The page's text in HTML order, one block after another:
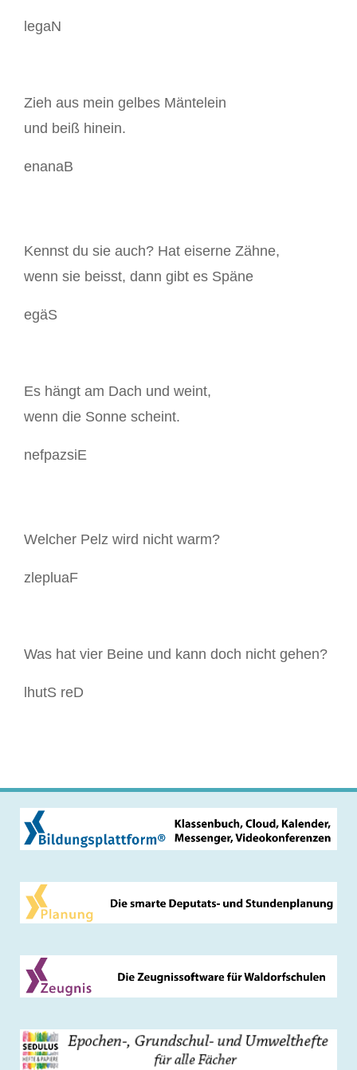
legaN
Zieh aus mein gelbes Mäntelein
und beiß hinein.
enanaB
Kennst du sie auch? Hat eiserne Zähne,
wenn sie beisst, dann gibt es Späne
egäS
Es hängt am Dach und weint,
wenn die Sonne scheint.
nefpazsiE
Welcher Pelz wird nicht warm?
zlepluaF
Was hat vier Beine und kann doch nicht gehen?
lhutS reD